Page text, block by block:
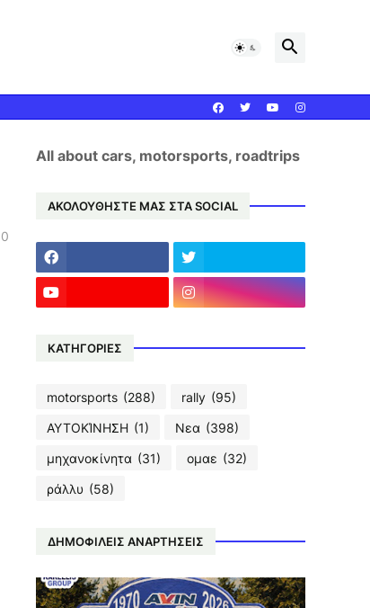
0
All about cars, motorsports, roadtrips
ΑΚΟΛΟΥΘΗΣΤΕ ΜΑΣ ΣΤΑ SOCIAL
ΚΑΤΗΓΟΡΙΕΣ
motorsports (288) rally (95)
ΑΥΤΟΚΊΝΗΣΗ (1) Νεα (398)
μηχανοκίνητα (31) ομαε (32)
ράλλυ (58)
ΔΗΜΟΦΙΛΕΙΣ ΑΝΑΡΤΗΣΕΙΣ